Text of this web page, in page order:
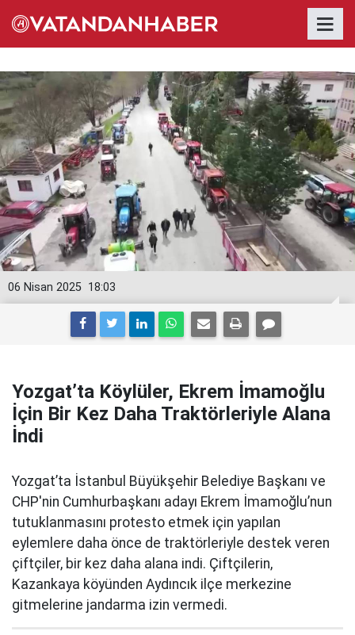
18:03
06 Nisan 2025
Yozgat’ta Köylüler, Ekrem İmamoğlu
İçin Bir Kez Daha Traktörleriyle Alana
İndi
Yozgat’ta İstanbul Büyükşehir Belediye Başkanı ve
CHP'nin Cumhurbaşkanı adayı Ekrem İmamoğlu’nun
tutuklanmasını protesto etmek için yapılan
eylemlere daha önce de traktörleriyle destek veren
çiftçiler, bir kez daha alana indi. Çiftçilerin,
Kazankaya köyünden Aydıncık ilçe merkezine
gitmelerine jandarma izin vermedi.